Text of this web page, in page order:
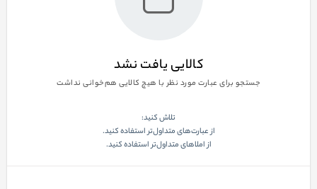
کالایی یافت نشد
جستجو برای عبارت مورد نظر با هیچ کالایی هم‌خوانی نداشت
تلاش کنید:
از عبارت‌های متداول‌تر استفاده کنید.
از املاهای متداول‌تر استفاده کنید.